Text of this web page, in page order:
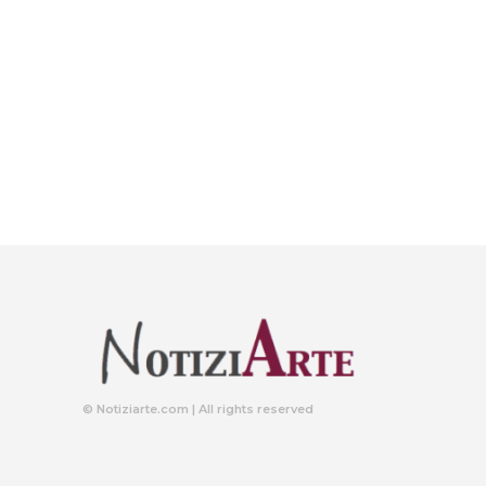
© Notiziarte.com | All rights reserved